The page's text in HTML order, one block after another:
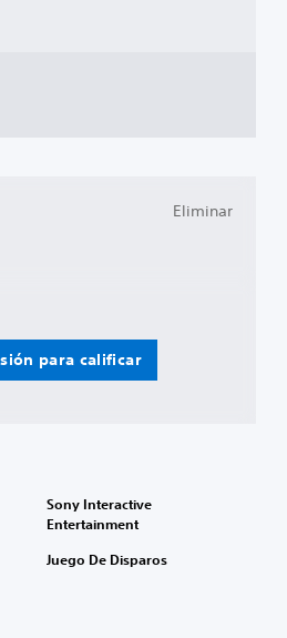
para calificar
Eliminar
Sony Interactive
Entertainment
Juego De Disparos